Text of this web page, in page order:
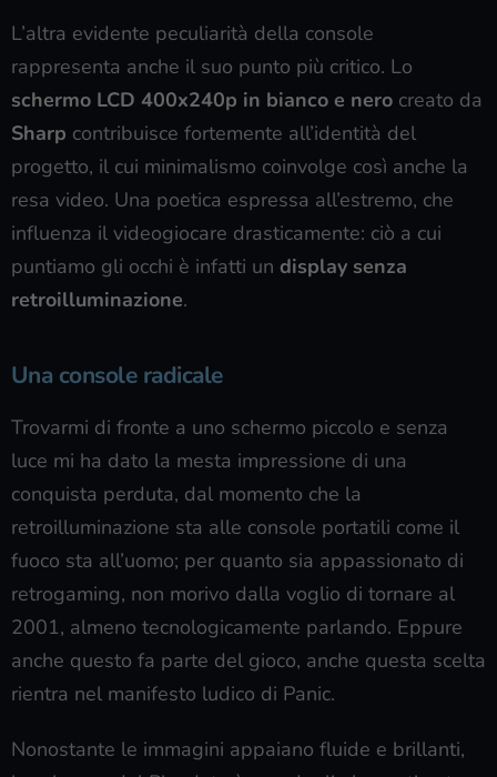
L’altra evidente peculiarità della console
rappresenta anche il suo punto più critico. Lo
schermo LCD 400x240p in bianco e nero creato da
Sharp contribuisce fortemente all’identità del
progetto, il cui minimalismo coinvolge così anche la
resa video. Una poetica espressa all’estremo, che
influenza il videogiocare drasticamente: ciò a cui
puntiamo gli occhi è infatti un display senza
retroilluminazione.
Una console radicale
Trovarmi di fronte a uno schermo piccolo e senza
luce mi ha dato la mesta impressione di una
conquista perduta, dal momento che la
retroilluminazione sta alle console portatili come il
fuoco sta all’uomo; per quanto sia appassionato di
retrogaming, non morivo dalla voglio di tornare al
2001, almeno tecnologicamente parlando. Eppure
anche questo fa parte del gioco, anche questa scelta
rientra nel manifesto ludico di Panic.
Nonostante le immagini appaiano fluide e brillanti,